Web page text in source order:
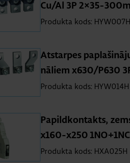
Cu/Al 3P 2×35-
Produkta kods: HYW007H
At­star­pes
nā­liem x630/P630
Produkta kods: HYW014H
Pa­pil­dkon­takts,
x160-x250
Produkta kods: HXA025H